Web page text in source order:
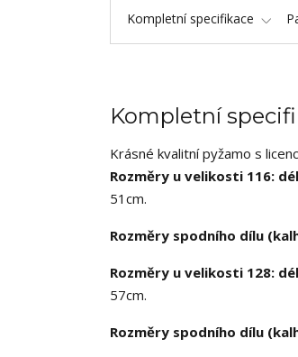
Kompletní specifikace
Kompletní
Krásné kvalitní pyžamo s
Rozměry u velikosti 116:
51cm.
Rozměry spodního dílu
Rozměry u velikosti 128:
57cm.
Rozměry spodního dílu